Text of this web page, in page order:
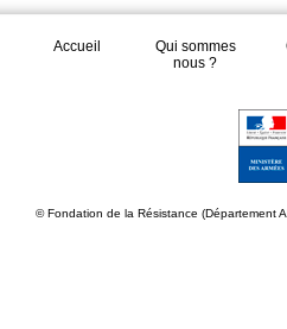
Accueil
Qui sommes
nous ?
© Fondation de la Résistance (Département